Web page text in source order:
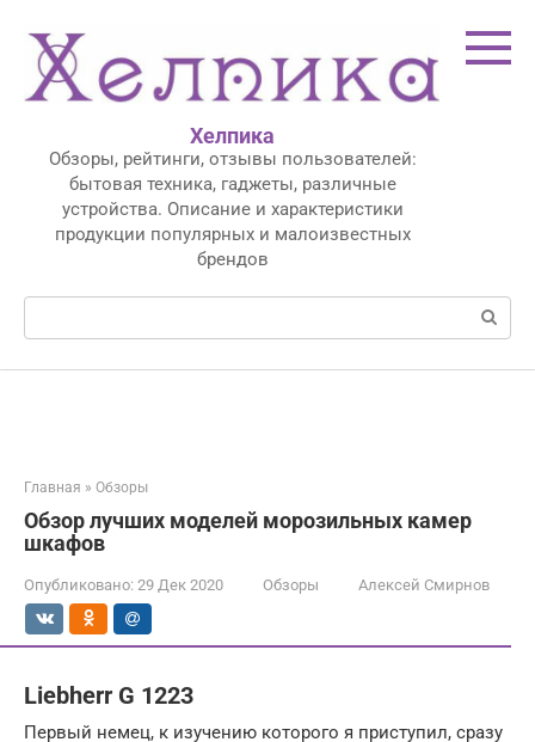
контенту
Хелпика
Обзоры, рейтинги, отзывы пользователей:
бытовая техника, гаджеты, различные
устройства. Описание и характеристики
продукции популярных и малоизвестных
брендов
Поиск:
Главная » Обзоры
Обзор лучших моделей морозильных камер
шкафов
Опубликовано: 29 Дек 2020 Обзоры Алексей Смирнов
Liebherr G 1223
Первый немец, к изучению которого я приступил, сразу